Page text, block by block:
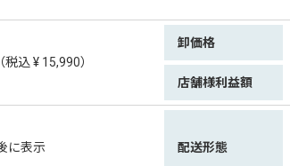
込 ¥ 15,990）
卸価格
店舗様利益額
に表示 配送形態